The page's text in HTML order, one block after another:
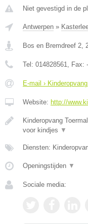
Niet gevestigd in de
Antwerpen »
Bos en Bremdreef 2,
Tel: 014828561, Fax: -
E-mail ›
Website: http://
Kinderopvang
voor kindjes ▼
Diensten:
Openingstijden ▼
Sociale media: